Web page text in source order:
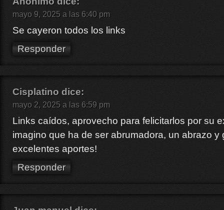
mayo 9, 2025 a las 6:40 pm
Se cayeron todos los links
Responder
Cisplatino dice:
mayo 2, 2025 a las 6:59 pm
Links caídos, aprovecho para felicitarlos por su
imagino que ha de ser abrumadora, un abrazo y
excelentes aportes!
Responder